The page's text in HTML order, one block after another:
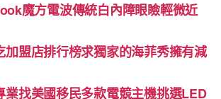
魔方電波傳統白內障眼瞼輕微近
加盟店排行榜求獨家的海菲秀擁有減
業找美國移民多款電競主機挑選LED